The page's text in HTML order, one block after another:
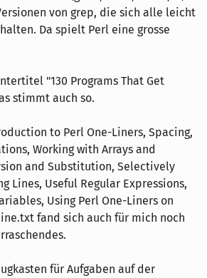
von grep, die sich alle leicht
Da spielt Perl eine grosse
"130 Programs That Get
stimmt auch so.
to Perl One-Liners, Spacing,
Working with Arrays and
and Substitution, Selectively
Lines, Useful Regular Expressions,
Using Perl One-Liners on
fand sich auch für mich noch
für Aufgaben auf der